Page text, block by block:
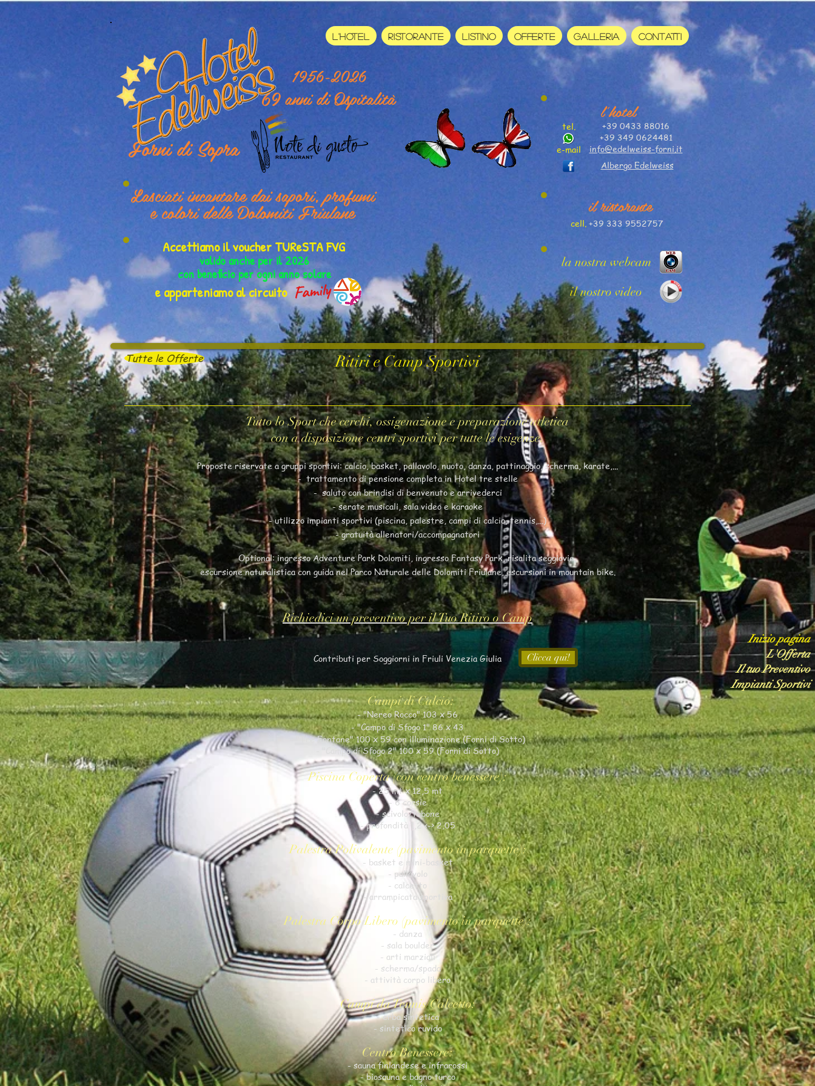
L'HOTEL RISTORANTE LISTINO OFFERTE GALLERIA CONTATTI
Forni di Sopra
69 anni di Ospitalità
1956-2026
Lasciati incantare dai sapori, profumi
e colori delle Dolomiti Friulane
+39 0433 88016
+39 349 0624481
info@edelweiss-forni.it
tel.
e-mail
l'hotel
Albergo Edelweiss
il ristorante
cell. +39 333 9552757
Accettiamo il voucher TUReSTA FVG
valido anche per il 2026
con beneficio per ogni anno solare
e apparteniamo al circuito
la nostra webcam
il nostro video
Inizio pagina
L'Offerta
Il tuo Preventivo
Impianti Sportivi
Tutte le Offerte Ritiri e Camp Sportivi
Tutto lo Sport che cerchi, ossigenazione e preparazione atletica
con a disposizione centri sportivi per tutte le esigenze.
Proposte riservate a gruppi sportivi: calcio, basket, pallavolo, nuoto, danza, pattinaggio, scherma, karate,...
- trattamento di pensione completa in Hotel tre stelle
- saluto con brindisi di benvenuto e arrivederci
- serate musicali, sala video e karaoke
- utilizzo impianti sportivi (piscina, palestre, campi di calcio, tennis,...)
- gratuità allenatori/accompagnatori
Optional: ingresso Adventure Park Dolomiti, ingresso Fantasy Park, risalita seggiovie,
escursione naturalistica con guida nel Parco Naturale delle Dolomiti Friulane, escursioni in mountain bike.
Richiedici un preventivo per il Tuo Ritiro o Camp
Contributi per Soggiorni in Friuli Venezia Giulia Clicca qui!
Campi di Calcio:
- "Nereo Rocco" 103 x 56
- "Campo di Sfogo 1" 86 x 43
- "Tre Fontane" 100 x 59 con illuminazione (Forni di Sotto)
- "Campo di Sfogo 2" 100 x 59 (Forni di Sotto)
Piscina Coperta (con centro benessere):
- 25 mt x 12,5 mt
- 6 corsie
- scivolo/tubone
- profondità 1,2 <-> 2,05
Palestra Polivalente (pavimento in parquette):
- basket e mini-basket
- pallavolo
- calcetto
- arrampicata sportiva
Palestra Corpo Libero (pavimento in parquette):
- danza
- sala boulder
- arti marziali
- scherma/spada
- attività corpo libero
Campi da Tennis/Calcetto:
- erba sintetica
- sintetico ruvido
Centro Benessere:
- sauna finlandese e infrarossi
- biosauna e bagno turco